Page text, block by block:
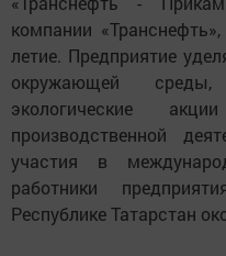
компании
летие. Предприятие
окружающей среды,
экологические
производственной
участия в
работники
Республике Татарстан